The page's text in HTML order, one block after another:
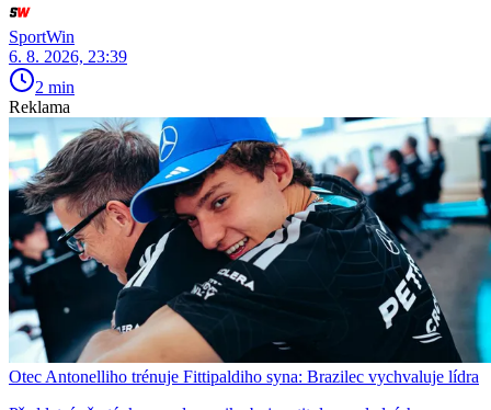
SportWin
6. 8. 2026, 23:39
2 min
Reklama
Otec Antonelliho trénuje Fittipaldiho syna: Brazilec vychvaluje lídra